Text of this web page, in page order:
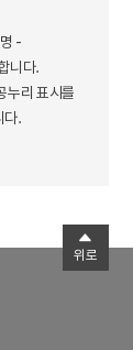
-
니다.
누리 표시를
다.
위로